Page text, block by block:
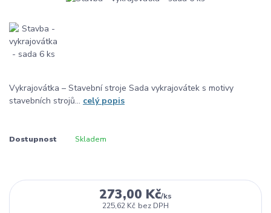
Vykrajovátka – Stavební stroje Sada vykrajovátek s motivy
stavebních strojů... celý popis
Dostupnost Skladem
273,00 Kč/ks
225,62 Kč bez DPH